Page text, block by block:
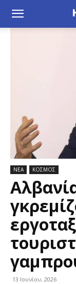
ΝΕΑ ΚΟΣΜΟΣ
13 Ιουνίου, 2026